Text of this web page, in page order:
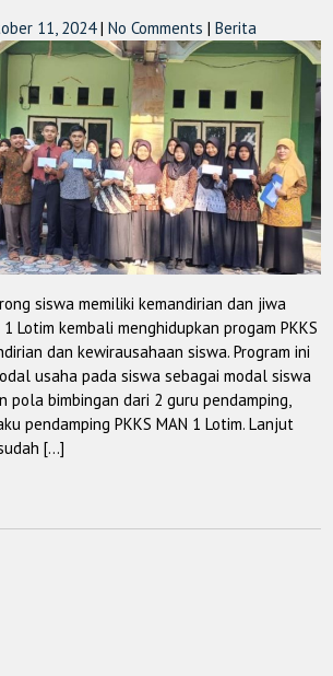
11, 2024 |No Comments |Berita
siswa memiliki kemandirian dan jiwa
Lotim kembali menghidupkan progam PKKS
dan kewirausahaan siswa. Program ini
usaha pada siswa sebagai modal siswa
pola bimbingan dari 2 guru pendamping,
pendamping PKKS MAN 1 Lotim. Lanjut
[…]